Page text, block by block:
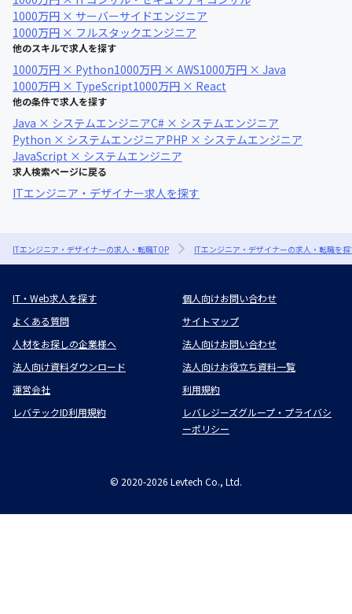
1000万円 × サーバーサイドエンジニア
1000万円 × フルスタックエンジニア
他のスキルで求人を探す
1000万円 × Python1000万円 × AWS1000万円 × Java
1000万円 × TypeScript1000万円 × React
他の条件で求人を探す
Java × システムエンジニアC# × システムエンジニア
Python × システムエンジニアPHP × システムエンジニア
JavaScript × システムエンジニア
求人検索ページに戻る
ITエンジニア・デザイナー求人を探す
ITエンジニア・デザイナーの求人・転職TOP ITエンジニア・デザイナーの求人・転職を
IT・Web求人を探す
個人向けお問い合わせ
よくある質問
サイトマップ
人材をお探しの企業様へ
法人向けお問い合わせ
法人向け資料ダウンロード
法人向けお役立ち資料一覧
運営会社
利用規約
レバテックID利用規約
レバレジーズグループ・プライバシ
ーポリシー
© 2020-2026 Levtech Co., Ltd.